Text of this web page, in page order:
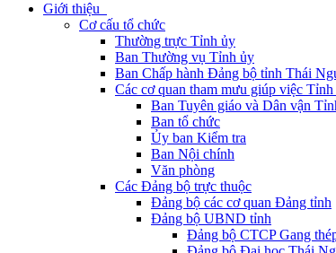
Giới thiệu
Cơ cấu tổ chức
Thường trực Tỉnh ủy
Ban Thường vụ Tỉnh ủy
Ban Chấp hành Đảng bộ tỉnh Thái
Các cơ quan tham mưu giúp việc
Ban Tuyên giáo và Dân vận
Ban tổ chức
Ủy ban Kiểm tra
Ban Nội chính
Văn phòng
Các Đảng bộ trực thuộc
Đảng bộ các cơ quan Đảng tỉnh
Đảng bộ UBND tỉnh
Đảng bộ CTCP Gang